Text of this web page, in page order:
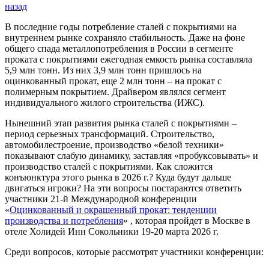
назад
В последние годы потребление сталей с покрытиями на
внутреннем рынке сохраняло стабильность. Даже на фоне
общего спада металлопотребления в России в сегменте
проката с покрытиями ежегодная емкость рынка составляла
5,9 млн тонн. Из них 3,9 млн тонн пришлось на
оцинкованный прокат, еще 2 млн тонн – на прокат с
полимерным покрытием. Драйвером являлся сегмент
индивидуального жилого строительства (ИЖС).
Нынешний этап развития рынка сталей с покрытиями –
период серьезных трансформаций. Строительство,
автомобилестроение, производство «белой техники»
показывают слабую динамику, заставляя «пробуксовывать» и
производство сталей с покрытиями. Как сложится
конъюнктура этого рынка в 2026 г.? Куда будут дальше
двигаться игроки? На эти вопросы постараются ответить
участники 21-й Международной конференции
«Оцинкованный и окрашенный прокат: тенденции
производства и потребления» , которая пройдет в Москве в
отеле Холидей Инн Сокольники 19-20 марта 2026 г.
Среди вопросов, которые рассмотрят участники конференции: